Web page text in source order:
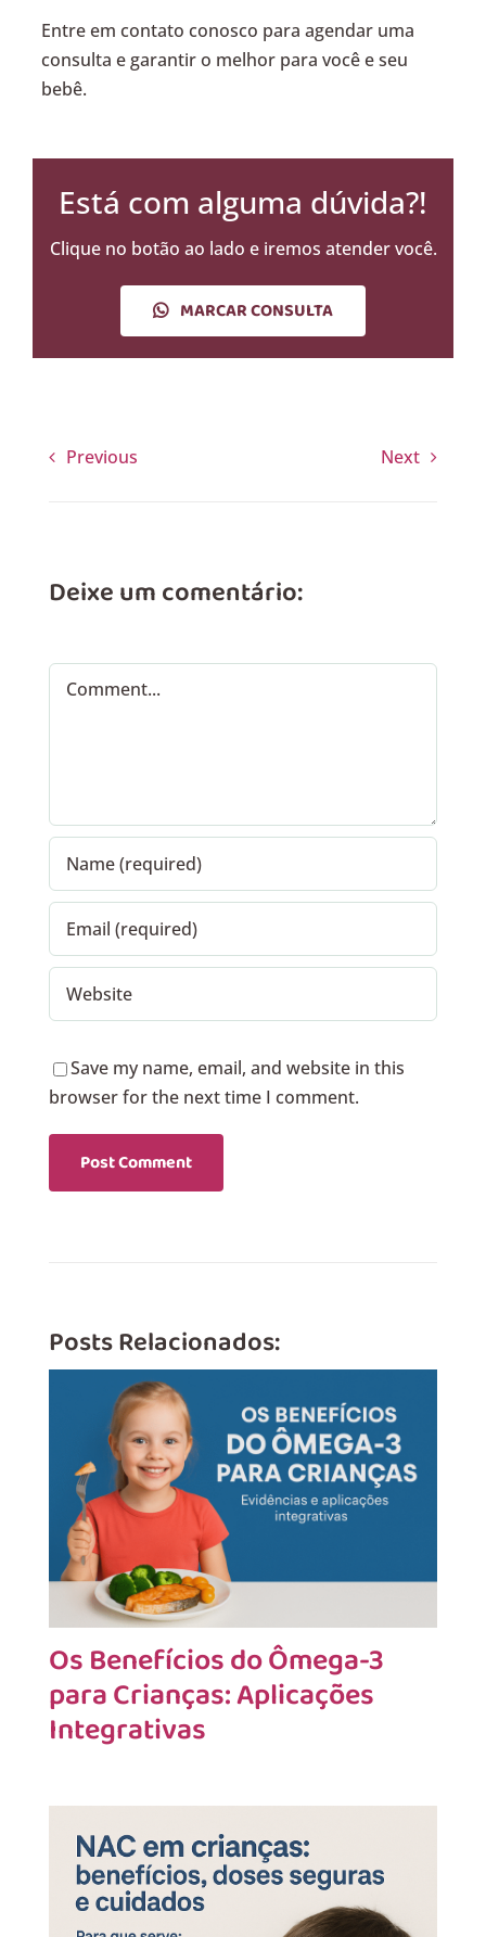
Entre em contato conosco para agendar uma
consulta e garantir o melhor para você e seu
bebê.
Está com alguma dúvida?!
Clique no botão ao lado e iremos atender você.
MARCAR CONSULTA
Previous Next
Deixe um comentário:
Save my name, email, and website in this
browser for the next time I comment.
Posts Relacionados:
Os Benefícios do Ômega-3
para Crianças: Aplicações
Integrativas